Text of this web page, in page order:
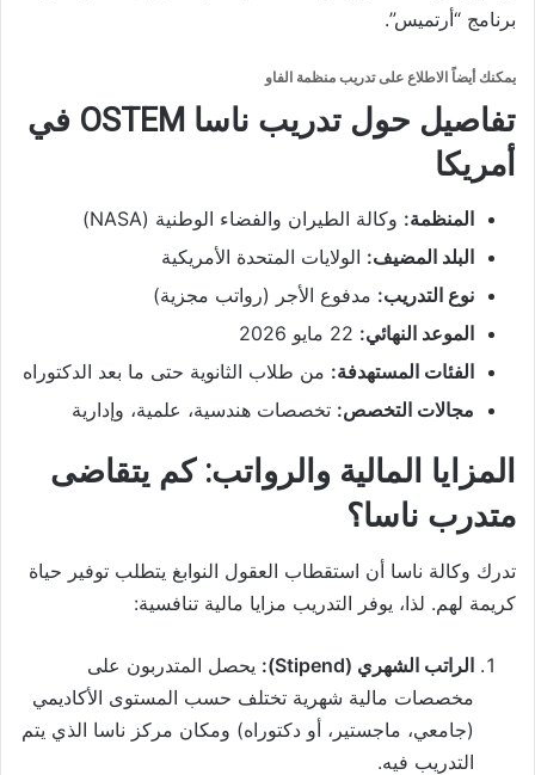
برنامج “أرتميس”.
يمكنك أيضاً الاطلاع علىتدريب منظمة الفاو
تفاصيل حول تدريب ناسا OSTEM في
أمريكا
المنظمة: وكالة الطيران والفضاء الوطنية (NASA)
البلد المضيف: الولايات المتحدة الأمريكية
نوع التدريب: مدفوع الأجر (رواتب مجزية)
الموعد النهائي:
الفئات المستهدفة: من طلاب الثانوية حتى ما بعد الدكتوراه
مجالات التخصص: تخصصات هندسية، علمية، وإدارية
المزايا المالية والرواتب: كم يتقاضى
متدرب ناسا؟
تدرك وكالة ناسا أن استقطاب العقول النوابغ يتطلب توفير حياة
كريمة لهم. لذا، يوفر التدريب مزايا مالية تنافسية:
الراتب الشهري (Stipend):
يحصل المتدربون على
مخصصات مالية شهرية تختلف حسب المستوى الأكاديمي
(جامعي، ماجستير، أو دكتوراه) ومكان مركز ناسا الذي يتم
التدريب فيه.